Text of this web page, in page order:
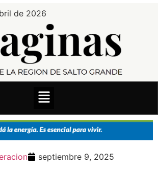
de 2026
septiembre 9, 2025